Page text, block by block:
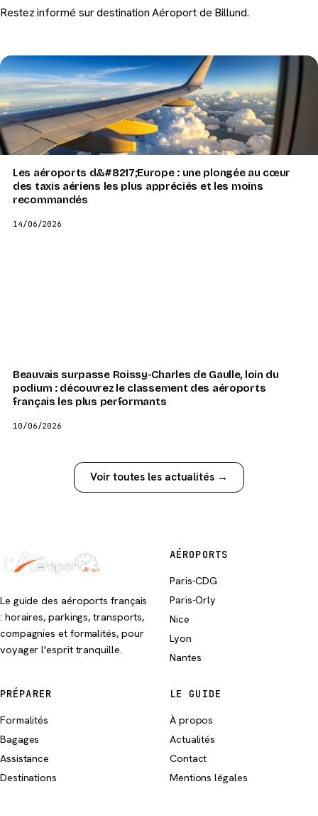
Restez informé sur destination Aéroport de Billund.
Les aéroports d&#8217;Europe : une plongée au cœur
des taxis aériens les plus appréciés et les moins
recommandés
14/06/2026
Beauvais surpasse Roissy-Charles de Gaulle, loin du
podium : découvrez le classement des aéroports
français les plus performants
10/06/2026
Voir toutes les actualités →
Le guide des aéroports français
: horaires, parkings, transports,
compagnies et formalités, pour
voyager l'esprit tranquille.
AÉROPORTS
Paris-CDG
Paris-Orly
Nice
Lyon
Nantes
PRÉPARER
Formalités
Bagages
Assistance
Destinations
LE GUIDE
À propos
Actualités
Contact
Mentions légales